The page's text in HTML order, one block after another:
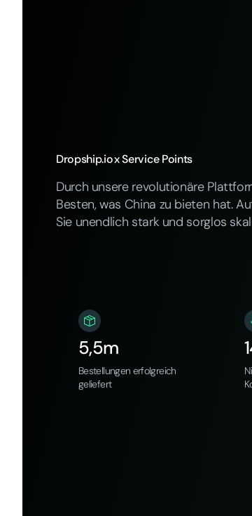
Dropship.iox Service Points
Durch unsere revolutionäre
Besten, was China zu bieten hat.
Sie unendlich stark und sorglos
5,5m
Bestellungen erfolgreich
geliefert